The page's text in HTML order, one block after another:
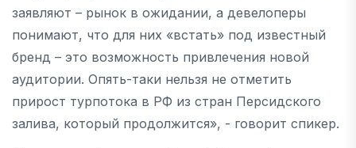
заявляют – рынок в ожидании, а девелоперы
понимают, что для них «встать» под известный
бренд – это возможность привлечения новой
аудитории. Опять-таки нельзя не отметить
прирост турпотока в РФ из стран Персидского
залива, который продолжится», - говорит спикер.